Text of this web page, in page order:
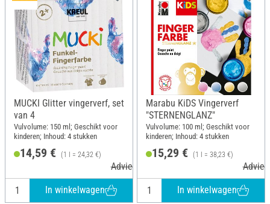
MUCKI Glitter vingerverf, set
van 4
Vulvolume: 150 ml; Geschikt voor
kinderen; Inhoud: 4 stukken
14,59 € (1 l = 24,32 €)
Adviesprijs 17,49 €
In winkelwagen
Marabu KiDS Vingerverf
"STERNENGLANZ"
Vulvolume: 100 ml; Geschikt voor
kinderen; Inhoud: 4 stukken
15,29 € (1 l = 38,23 €)
In winkelwagen